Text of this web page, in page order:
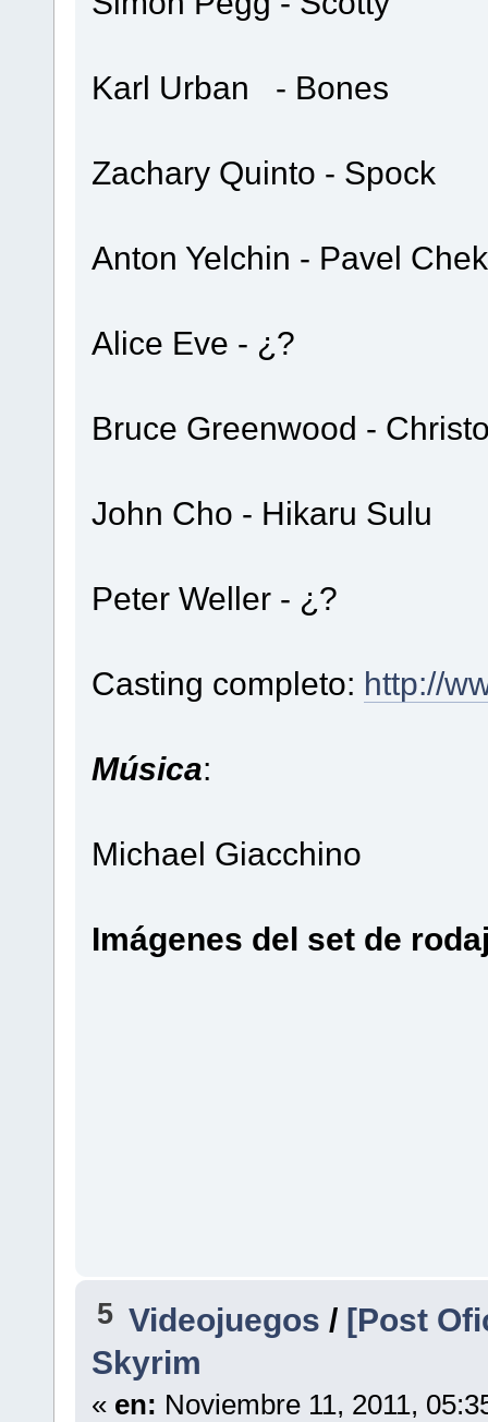
Karl Urban - Bones
Zachary Quinto - Spock
Anton Yelchin - Pavel
Alice Eve - ¿?
Bruce Greenwood -
John Cho - Hikaru Sulu
Peter Weller - ¿?
Casting completo: http://
Música:
Michael Giacchino
Imágenes del set de
5 Videojuegos / [Post
Skyrim
« en: Noviembre 11, 2011,